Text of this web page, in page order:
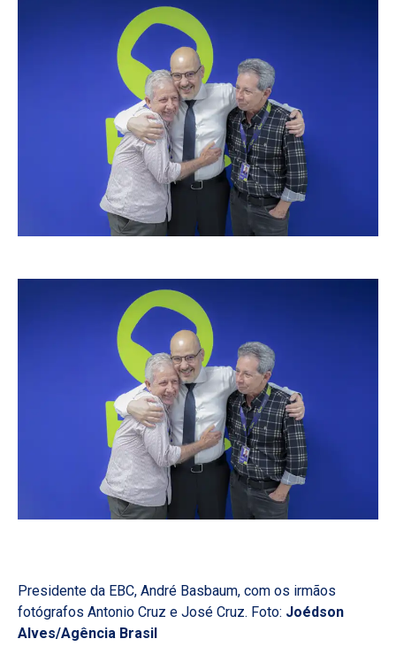
Presidente da EBC, André Basbaum, com os irmãos
fotógrafos Antonio Cruz e José Cruz. Foto: Joédson
Alves/Agência Brasil